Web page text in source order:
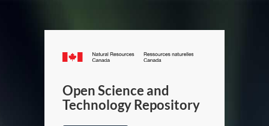
Canada.ca
/
Canada
Open Science and
Technology Repository